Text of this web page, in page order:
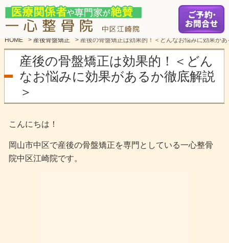
HOME > 産後骨盤矯正 > 産後の骨盤矯正は効果的！＜どんなお悩みに効果が
産後の骨盤矯正は効果的！＜どん
なお悩みに効果があるか徹底解説
＞
こんにちは！
岡山市中区で産後の骨盤矯正を専門としている一心整骨
院中区江崎院です。